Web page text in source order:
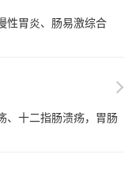
性胃炎、肠易激综合
、十二指肠溃疡，胃肠